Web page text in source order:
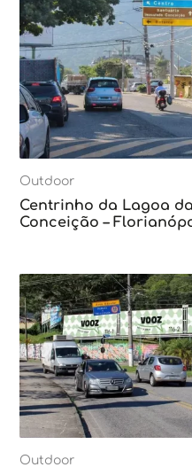
Outdoor
Centrinho da Lagoa
Conceição –
Outdoor